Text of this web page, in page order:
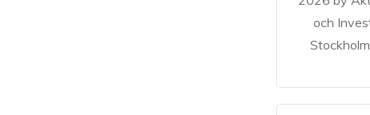
och